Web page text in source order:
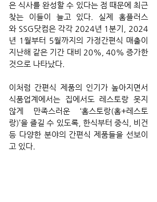
은 식사를 완성할 수 있다는 점 때문에 최근
찾는 이들이 늘고 있다. 실제 홈플러스
와 SSG닷컴은 각각 2024년 1분기, 2024
년 1월부터 5월까지의 가정간편식 매출이
지난해 같은 기간 대비 20%, 40% 증가한
것으로 나타났다.
이처럼 간편식 제품의 인기가 높아지면서
식품업계에서는 집에서도 레스토랑 못지
않게 만족스러운 ‘홈스토랑(홈+레스토
랑)’을 즐길 수 있도록, 한식부터 중식, 비건
등 다양한 분야의 간편식 제품들을 선보이
고 있다.